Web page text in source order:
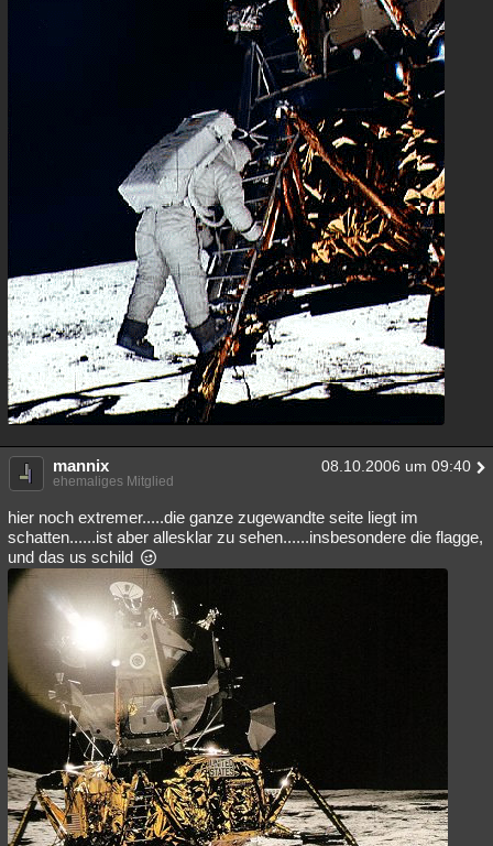
mannix 08.10.2006 um 09:40
ehemaliges Mitglied
hier noch extremer.....die ganze zugewandte seite liegt im
schatten......ist aber allesklar zu sehen......insbesondere die flagge,
und das us schild